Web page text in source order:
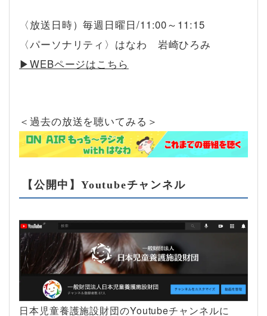
〈放送日時）毎週日曜日/11:00～11:15
〈パーソナリティ〉はなわ 岩崎ひろみ
▶︎WEBページはこちら
＜過去の放送を聴いてみる＞
【公開中】Youtubeチャンネル
日本児童養護施設財団のYoutubeチャンネルに